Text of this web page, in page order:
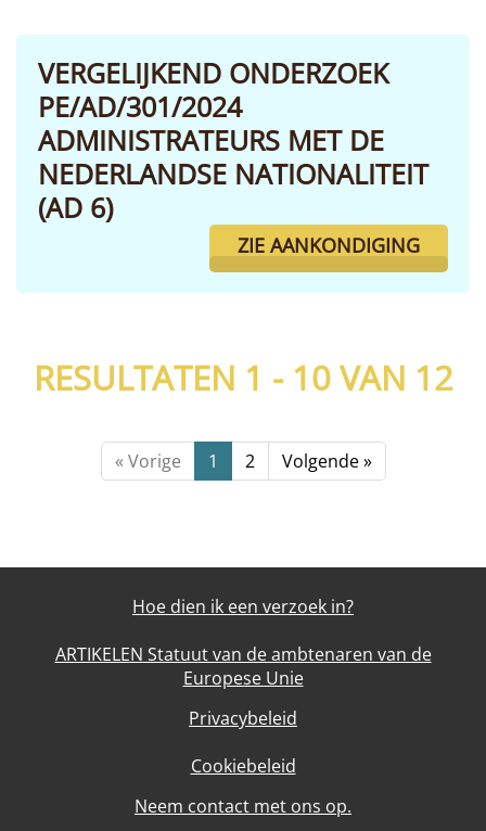
VERGELIJKEND ONDERZOEK
PE/AD/301/2024
ADMINISTRATEURS MET DE
NEDERLANDSE NATIONALITEIT
(AD 6)
ZIE AANKONDIGING
RESULTATEN 1 - 10 VAN 12
« Vorige 1 2 Volgende »
Hoe dien ik een verzoek in?
ARTIKELEN Statuut van de ambtenaren van de
Europese Unie
Privacybeleid
Cookiebeleid
Neem contact met ons op.